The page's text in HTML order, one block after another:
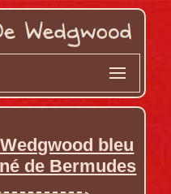
bleu
de Bermudes